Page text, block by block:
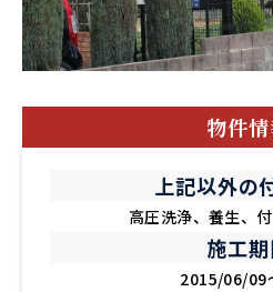
物件
上記以外の
高圧洗浄、養生、
施工
2015/06/09